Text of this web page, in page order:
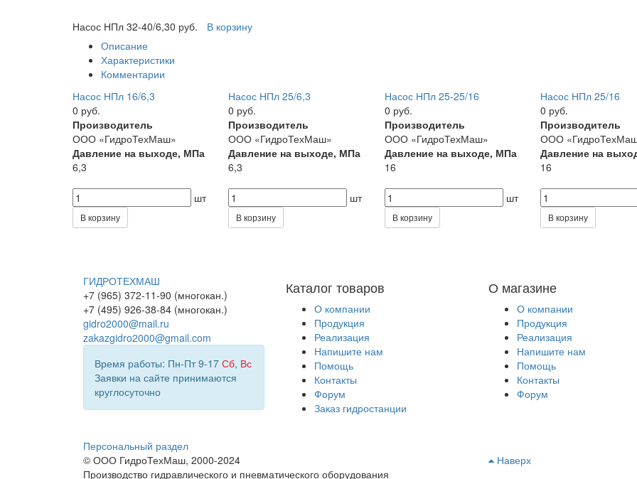
Насос НПл 32-40/6,30 руб.
В корзину
Описание
Характеристики
Комментарии
Насос НПл 16/6,3
0 руб.
Производитель
ООО «ГидроТехМаш»
Давление на выходе, МПа
6,3
шт
В корзину
Насос НПл 25/6,3
0 руб.
Производитель
ООО «ГидроТехМаш»
Давление на выходе, МПа
6,3
шт
В корзину
Насос НПл 25-25/16
0 руб.
Производитель
ООО «ГидроТехМаш»
Давление на выходе, МПа
16
шт
В корзину
Насос НПл 25/16
0 руб.
Производитель
ООО
Давление на
16
В корзину
О магазине
О компании
Продукция
Реализация
Напишите нам
Помощь
Контакты
Форум
Каталог товаров
О компании
Продукция
Реализация
Напишите нам
Помощь
Контакты
Форум
Заказ гидростанции
ГИДРОТЕХМАШ
+7 (965) 372-11-90 (многокан.)
+7 (495) 926-38-84 (многокан.)
gidro2000@mail.ru
zakazgidro2000@gmail.com
Время работы: Пн-Пт 9-17 Сб, Вс
Заявки на сайте принимаются
круглосуточно
Персональный раздел
© ООО ГидроТехМаш, 2000-2024
Производство гидравлического и пневматического оборудования
Наверх